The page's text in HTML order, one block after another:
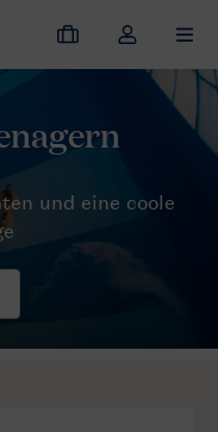
Meine
Buchungen
Dropdown-
Menü
meines
öffnen